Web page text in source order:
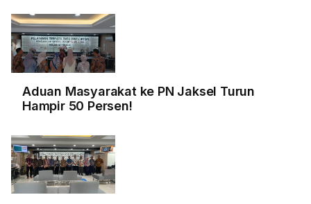
Aduan Masyarakat ke PN Jaksel Turun
Hampir 50 Persen!